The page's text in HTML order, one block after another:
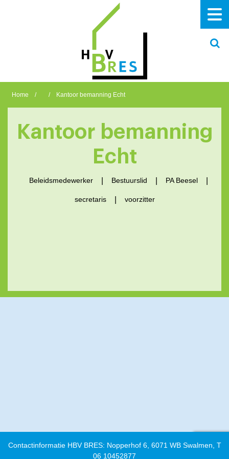
Home / / Kantoor bemanning Echt
Kantoor bemanning
Echt
Beleidsmedewerker Bestuurslid PA Beesel
secretaris voorzitter
Contactinformatie HBV BRES: Nopperhof 6, 6071 WB Swalmen, T
06 10452877